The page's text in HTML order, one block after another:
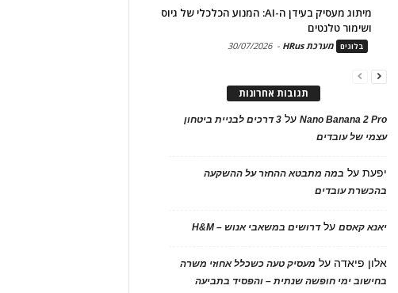
מיתוג מעסיק בעידן ה-AI: המנוע הכלכלי של גיוס
ושימור טלנטים
בלוגים מערכת HRus -
30/07/2026
תגובות אחרונות
Nano Banana 2 Proעל
3 דרכים לבניית ביטחון
עצמי של עובדים
יפעתעל במה מתבטא ההחזר על ההשקעה
בהכשרת עובדים
יאנא קאסםעלדרושים במשאבי אנוש – H&M
אלון פיאדה על מעסיק טעה כשכלל אחוזי משרה
בחישוב ימי חופשה שנתית – והפסיד בתביעה